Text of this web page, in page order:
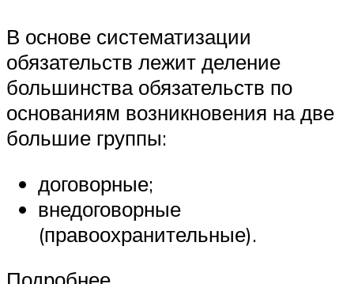
В основе систематизации
обязательств лежит деление
большин­ства обязательств по
основаниям возникновения на две
большие груп­пы:
договорные;
внедоговорные
(правоохранительные).